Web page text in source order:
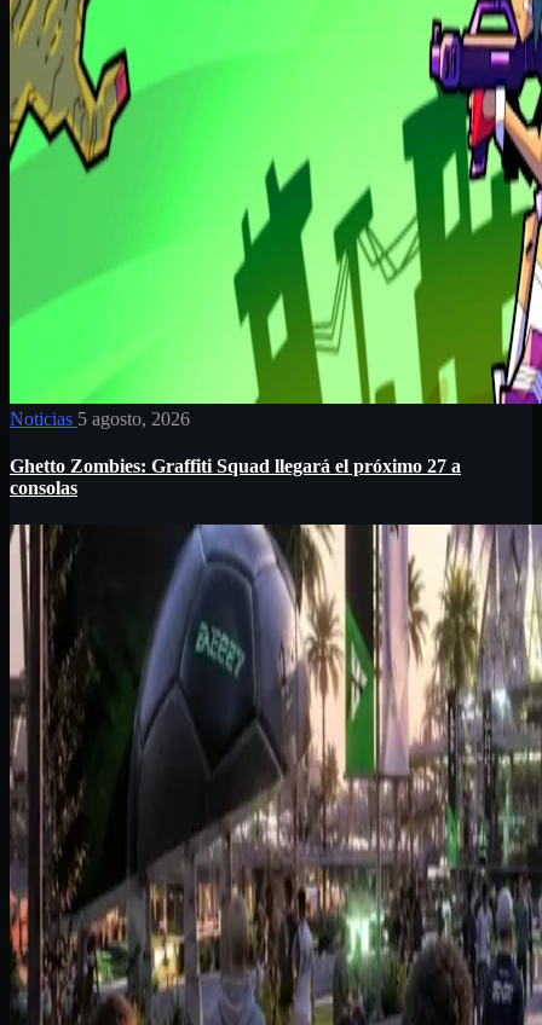
Noticias 5 agosto, 2026
Ghetto Zombies: Graffiti Squad llegará el próximo 27 a
consolas